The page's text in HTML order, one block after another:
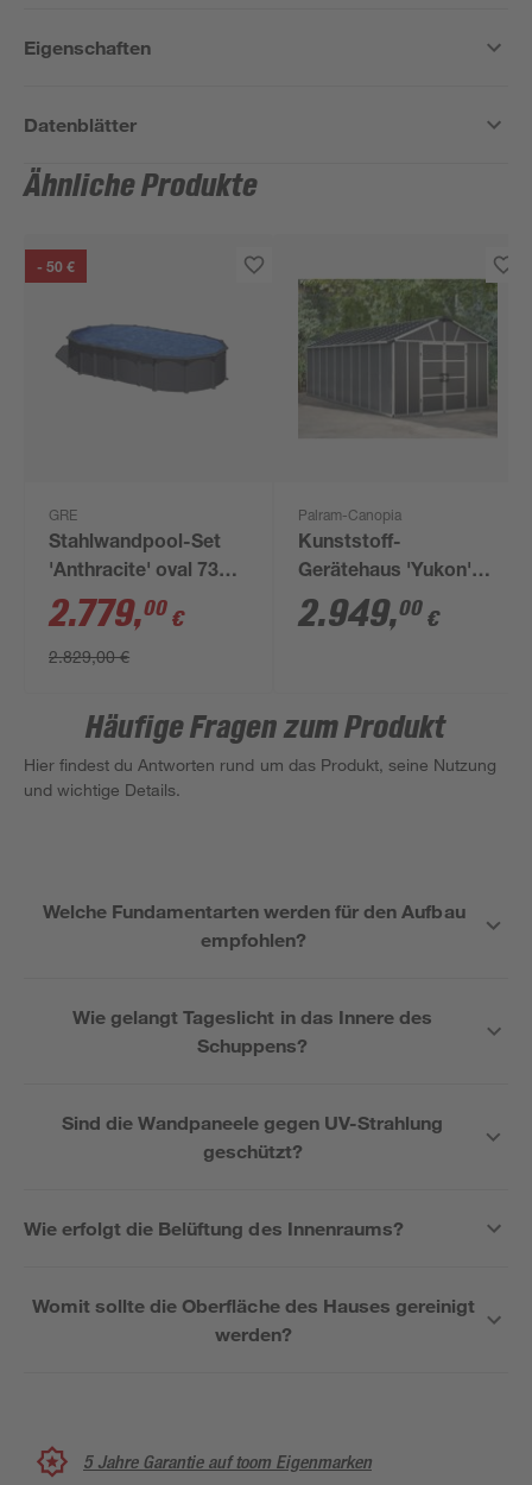
Eigenschaften
Datenblätter
Ähnliche Produkte
- 50 €
GRE
Stahlwandpool-Set
'Anthracite' oval 730 ×
375 × 132 cm
2.779,00 €
2.829,00 €
Palram-Canopia
Kunststoff-
Gerätehaus 'Yukon'
332 x 643 cm
Polycarbonat
2.949,00 €
Häufige Fragen zum Produkt
Hier findest du Antworten rund um das Produkt, seine Nutzung
und wichtige Details.
Welche Fundamentarten werden für den Aufbau
empfohlen?
Wie gelangt Tageslicht in das Innere des
Schuppens?
Sind die Wandpaneele gegen UV-Strahlung
geschützt?
Wie erfolgt die Belüftung des Innenraums?
Womit sollte die Oberfläche des Hauses gereinigt
werden?
5 Jahre Garantie auf toom Eigenmarken